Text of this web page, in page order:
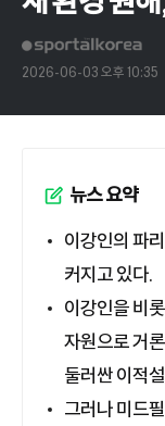
2026-06-03 오후 10:35
뉴스 요약
이강인의 파
커지고 있다.
이강인을 비
자원으로 거
둘러싼 이적
그러나 미드